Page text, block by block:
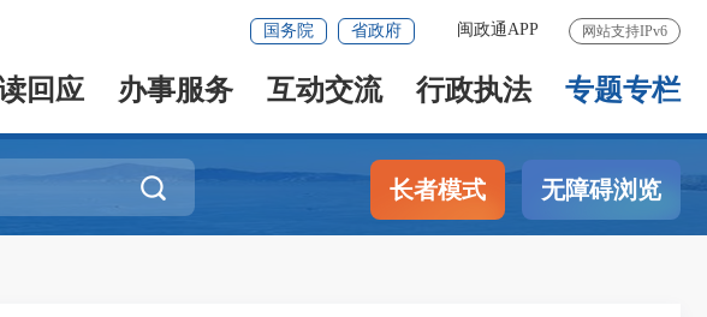
网站支持IPv6
闽政通APP
国务院 省政府
回应 办事服务 互动交流 行政执法 专题专栏
 长者模式 无障碍浏览